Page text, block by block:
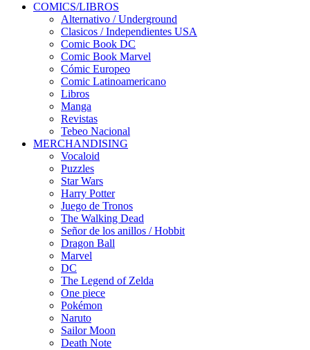
COMICS/LIBROS
Alternativo / Underground
Clasicos / Independientes USA
Comic Book DC
Comic Book Marvel
Cómic Europeo
Comic Latinoamericano
Libros
Manga
Revistas
Tebeo Nacional
MERCHANDISING
Vocaloid
Puzzles
Star Wars
Harry Potter
Juego de Tronos
The Walking Dead
Señor de los anillos / Hobbit
Dragon Ball
Marvel
DC
The Legend of Zelda
One piece
Pokémon
Naruto
Sailor Moon
Death Note